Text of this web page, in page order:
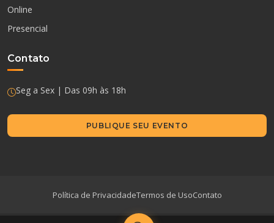
Online
Presencial
Contato
Seg a Sex | Das 09h às 18h
PUBLIQUE SEU EVENTO
Política de PrivacidadeTermos de UsoContato